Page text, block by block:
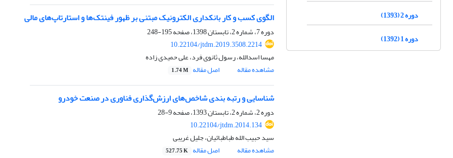
الگوی کسب و کار بانکداری الکترونیک مبتنی بر ظهور فینتک‌ها و استارتاپ‌های مالی
دوره 7، شماره 2، تابستان 1398، صفحه
195-248
10.22104/jtdm.2019.3508.2214
مهسا اسدالله، رسول ثانوی فرد، علی حمیدی زاده
مشاهده مقاله
اصل مقاله 1.74 M
شناسایی و رتبه بندی شاخص‌های ارزش‌گذاری فناوری در صنعت خودرو
دوره 2، شماره 2، تابستان 1393، صفحه
9-28
10.22104/jtdm.2014.134
سید حبیب الله طباطبائیان، جلیل غریبی
مشاهده مقاله
اصل مقاله 527.75 K
دوره 2 (1393)
دوره 1 (1392)